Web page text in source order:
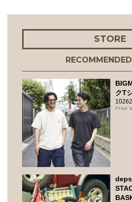
STORE
クT